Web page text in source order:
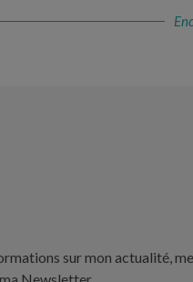
sur mon actualité,
Newsletter.